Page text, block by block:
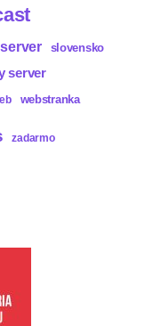
server slovensko
server
webstranka
zadarmo